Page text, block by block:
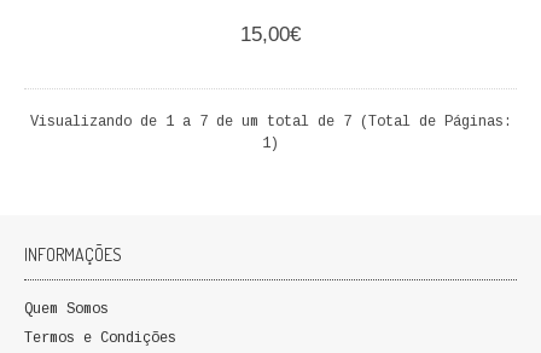
15,00€
Visualizando de 1 a 7 de um total de 7 (Total de Páginas:
1)
INFORMAÇÕES
Quem Somos
Termos e Condições